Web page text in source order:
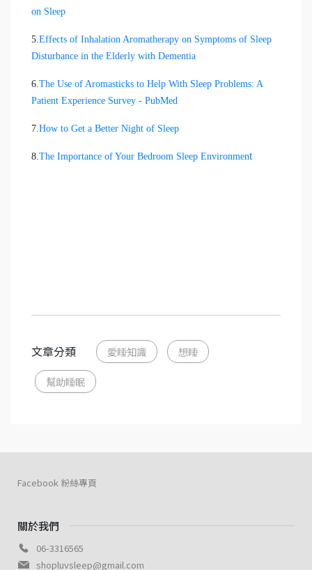
on Sleep
5. Effects of Inhalation Aromatherapy on Symptoms of Sleep
Disturbance in the Elderly with Dementia
6. The Use of Aromasticks to Help With Sleep Problems: A
Patient Experience Survey - PubMed
7. How to Get a Better Night of Sleep
8. The Importance of Your Bedroom Sleep Environment
文章分類 愛睡知識 想睡
幫助睡眠
關於我們
06-3316565
shopluvsleep@gmail.com
Facebook 粉絲專頁